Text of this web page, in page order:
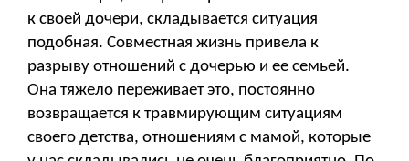
к своей дочери, складывается ситуация
подобная. Совместная жизнь привела к
разрыву отношений с дочерью и ее семьей.
Она тяжело переживает это, постоянно
возвращается к травмирующим ситуациям
своего детства, отношениям с мамой, которые